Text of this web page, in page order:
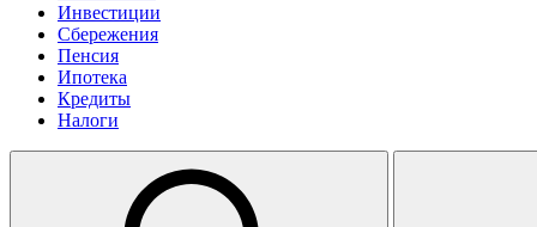
Инвестиции
Сбережения
Пенсия
Ипотека
Кредиты
Налоги